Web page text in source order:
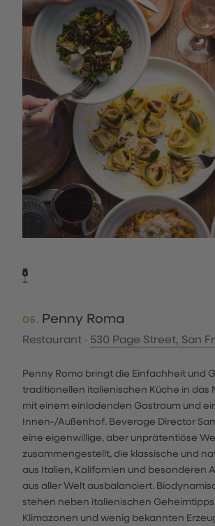
06.Penny Roma
Restaurant · 530 Page Street, San
Penny Roma bringt die Einfachheit und
traditionellen italienischen Küche in das
mit einem einladenden Gastraum und
Innen-/Außenhof. Beverage Director
eine eigenwillige, aber unprätentiöse
zusammengestellt, die klassische und
aus Italien, Kalifornien und besonderen
aus aller Welt ausbalanciert.
stehen neben italienischen
Klimazonen und wenig bekannten